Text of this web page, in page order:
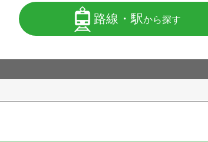
路線・駅から探す